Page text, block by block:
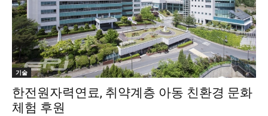
기술
한전원자력연료, 취약계층 아동 친환경 문화
체험 후원